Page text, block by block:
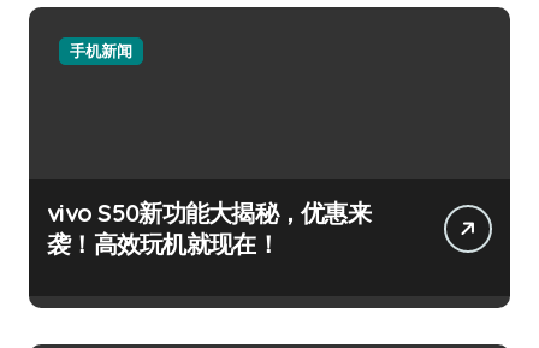
手机新闻
vivo S50新功能大揭秘，优惠来
袭！高效玩机就现在！